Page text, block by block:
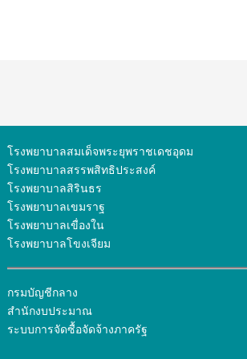
โรงพยาบาลสมเด็จพระยุพราชเดชอุดม
โรงพยาบาลสรรพสิทธิประสงค์
โรงพยาบาลสิรินธร
โรงพยาบาลเขมราฐ
โรงพยาบาลเขื่องใน
โรงพยาบาลโขงเจียม
กรมบัญชีกลาง
สำนักงบประมาณ
ระบบการจัดซื้อจัดจ้างภาครัฐ